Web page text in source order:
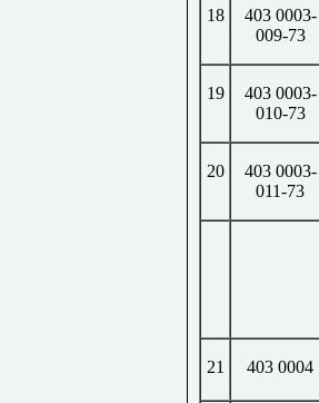
18
403 0003-
009-73
19
403 0003-
010-73
20
403 0003-
011-73
21 403 0004